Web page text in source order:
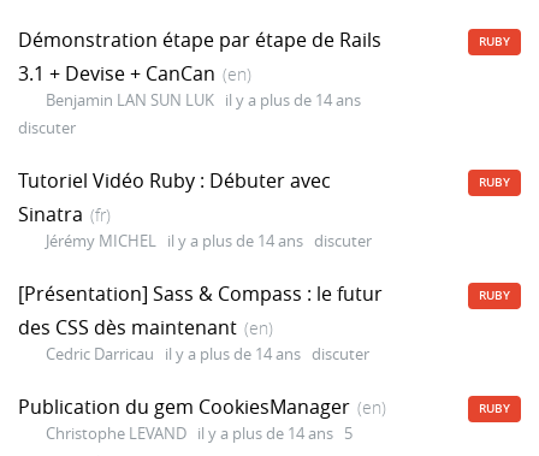
Démonstration étape par étape de Rails
3.1 + Devise + CanCan (en)
Benjamin LAN SUN LUK il y a plus de 14 ans
discuter
RUBY
Tutoriel Vidéo Ruby : Débuter avec
Sinatra (fr)
Jérémy MICHEL il y a plus de 14 ans discuter
RUBY
[Présentation] Sass & Compass : le futur
des CSS dès maintenant (en)
Cedric Darricau il y a plus de 14 ans discuter
RUBY
Publication du gem CookiesManager (en)
Christophe LEVAND il y a plus de 14 ans 5
RUBY